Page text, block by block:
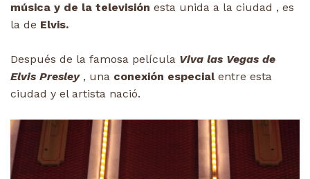
música y de la televisión esta unida a la ciudad , es
la de Elvis.
Después de la famosa película Viva las Vegas de
Elvis Presley, una conexión especialentre esta
ciudad y el artista nació.